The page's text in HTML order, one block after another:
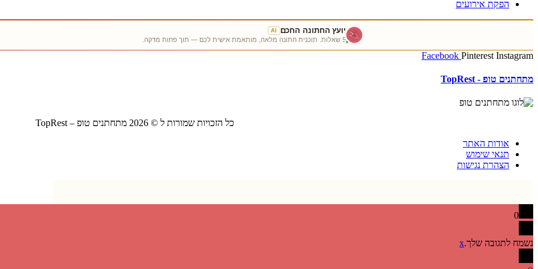
הפקת אירועים
יועץ החתונה החכם AI
5 שאלות. תוכנית חתונה מלאה, מותאמת אישית לכם — תוך פחות מדקה.
Facebook Pinterest Instagram
מתחתנים טופ - TopRest
כל הזכויות שמורות ל © 2026 מתחתנים טופ – TopRest
אודות האתר
תנאי שימוש
הצהרת נגישות
0
נשמח לתגובה שלך.x